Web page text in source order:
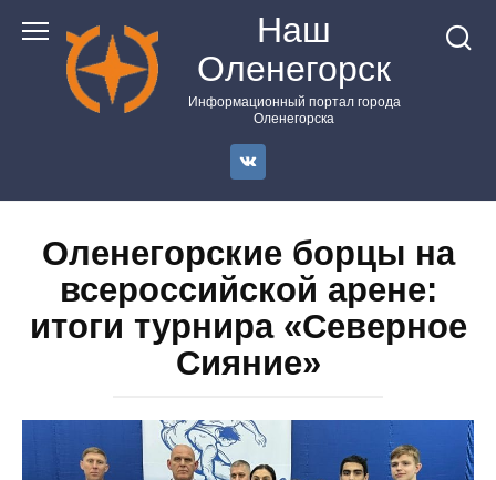
контенту
Наш
Оленегорск
Информационный портал города
Оленегорска
Оленегорские борцы на
всероссийской арене:
итоги турнира «Северное
Сияние»